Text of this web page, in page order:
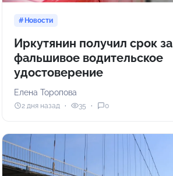
Новости
Иркутянин получил срок за
фальшивое водительское
удостоверение
Елена Торопова
2 дня назад 35 0